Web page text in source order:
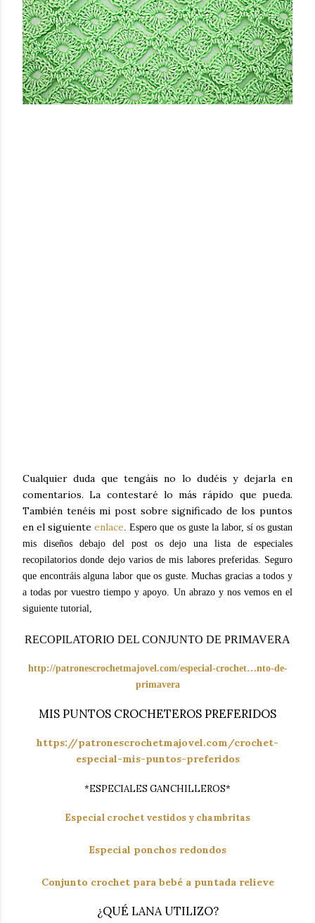
Cualquier duda que tengáis no lo dudéis y dejarla en
comentarios. La contestaré lo más rápido que pueda.
También tenéis mi post sobre significado de los puntos
en el siguienteenlace. Espero que os guste la labor, sí os gustan
mis diseños debajo del post os dejo una lista de especiales
recopilatorios donde dejo varios de mis labores preferidas. Seguro
que encontráis alguna labor que os guste. Muchas gracias a todos y
a todas por vuestro tiempo y apoyo. Un abrazo y nos vemos en el
siguiente tutorial,
RECOPILATORIO DEL CONJUNTO DE PRIMAVERA
http://patronescrochetmajovel.com/especial-crochet…nto-de-
primavera
MIS PUNTOS CROCHETEROS PREFERIDOS
https://patronescrochetmajovel.com/crochet-
especial-mis-puntos-preferidos
*ESPECIALES GANCHILLEROS*
Especial crochet vestidos y chambritas
Especial ponchos redondos
Conjunto crochet para bebé a puntada relieve
¿QUÉ LANA UTILIZO?